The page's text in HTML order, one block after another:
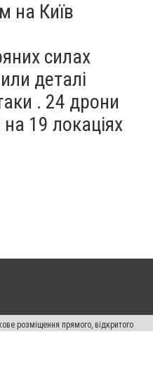
на Київ
силах
деталі
. 24 дрони
19 локаціях
розміщення прямого, відкритого